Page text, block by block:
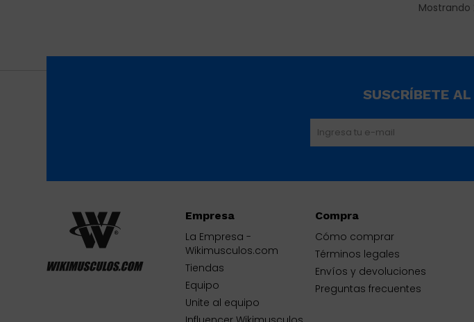
Mostrando
Empresa
La Empresa -
Wikimusculos.com
Tiendas
Equipo
Unite al equipo
Compra
Cómo comprar
Términos legales
Envíos y devoluciones
Preguntas frecuentes
SUSCRÍBETE